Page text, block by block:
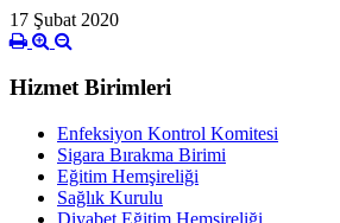
17 Şubat 2020
Hizmet Birimleri
Enfeksiyon Kontrol Komitesi
Sigara Bırakma Birimi
Eğitim Hemşireliği
Sağlık Kurulu
Diyabet Eğitim Hemşireliği